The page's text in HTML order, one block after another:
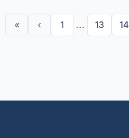
« ‹ 1 ... 13 14